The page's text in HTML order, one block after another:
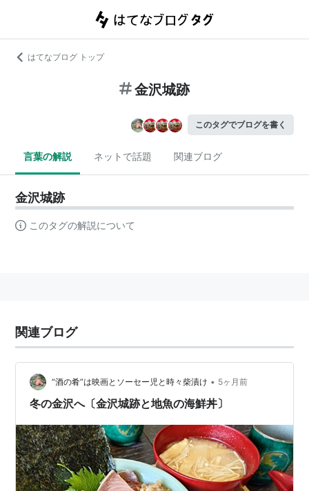
はてなブログ トップ
金沢城跡
このタグでブログを書く
言葉の解説 ネットで話題 関連ブログ
金沢城跡
このタグの解説について
関連ブログ
“酒の肴”は映画とソーセー児と時々柴漬け • 5ヶ月前
冬の金沢へ〔金沢城跡と地魚の海鮮丼〕